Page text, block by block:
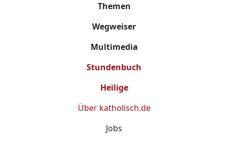
Themen
Wegweiser
Multimedia
Stundenbuch
Heilige
Über katholisch.de
Jobs